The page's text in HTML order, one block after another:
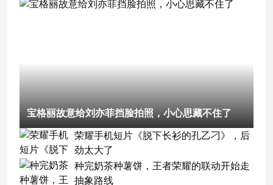
宝格丽故意给刘亦菲挡脸拍照，小心思藏不住了
荣耀手机短片《脱下长衫的孔乙刁》，后
劲太大了
种完奶茶种薯饼，王者荣耀的联动开始走
抽象路线